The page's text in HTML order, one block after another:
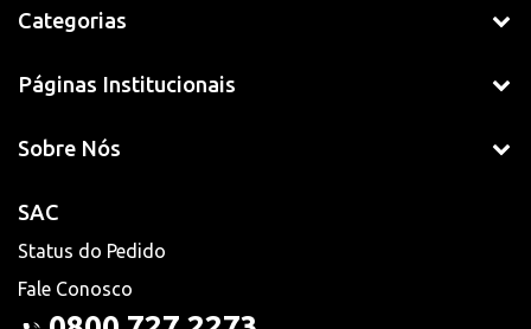
Categorias
Páginas Institucionais
Sobre Nós
SAC
Status do Pedido
Fale Conosco